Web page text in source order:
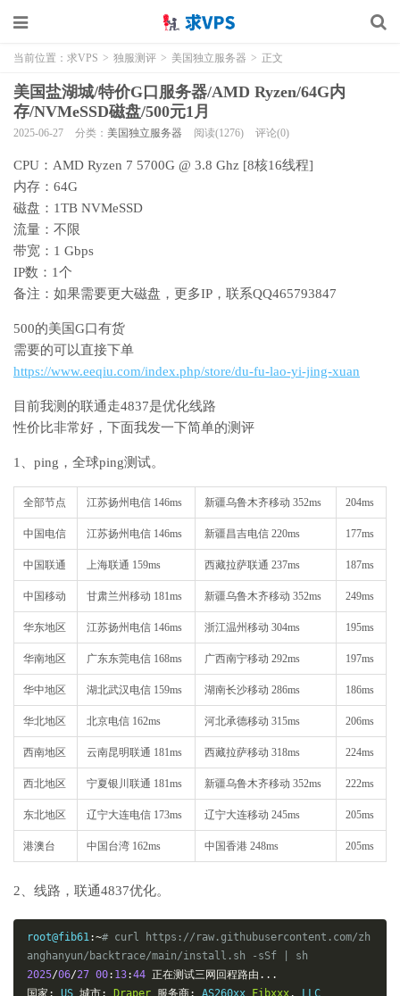
当前位置： 求VPS > 独服测评 > 美国独立服务器 > 正文
美国盐湖城/特价G口服务器/AMD Ryzen/64G内
存/NVMeSSD磁盘/500元1月
2025-06-27 分类： 美国独立服务器 阅读(1276) 评论(0)
CPU：AMD Ryzen 7 5700G @ 3.8 Ghz [8核16线程]
内存：64G
磁盘：1TB NVMeSSD
流量：不限
带宽：1 Gbps
IP数：1个
备注：如果需要更大磁盘，更多IP，联系QQ465793847
500的美国G口有货
需要的可以直接下单
https://www.eeqiu.com/index.php/store/du-fu-lao-yi-jing-xuan
目前我测的联通走4837是优化线路
性价比非常好，下面我发一下简单的测评
1、ping，全球ping测试。
全部节点 江苏扬州电信 146ms 新疆乌鲁木齐移动 352ms 204ms
中国电信 江苏扬州电信 146ms 新疆昌吉电信 220ms 177ms
中国联通 上海联通 159ms 西藏拉萨联通 237ms 187ms
中国移动 甘肃兰州移动 181ms 新疆乌鲁木齐移动 352ms 249ms
华东地区 江苏扬州电信 146ms 浙江温州移动 304ms 195ms
华南地区 广东东莞电信 168ms 广西南宁移动 292ms 197ms
华中地区 湖北武汉电信 159ms 湖南长沙移动 286ms 186ms
华北地区 北京电信 162ms 河北承德移动 315ms 206ms
西南地区 云南昆明联通 181ms 西藏拉萨移动 318ms 224ms
西北地区 宁夏银川联通 181ms 新疆乌鲁木齐移动 352ms 222ms
东北地区 辽宁大连电信 173ms 辽宁大连移动 245ms 205ms
港澳台 中国台湾 162ms 中国香港 248ms 205ms
2、线路，联通4837优化。
root@fib61:~# curl https://raw.githubusercontent.com/zh
anghanyun/backtrace/main/install.sh -sSf | sh
2025/06/27 00: 13:44 正在测试三网回程路由...
国家:
US 城市: Draper 服务商: AS260xx Fibxxx,